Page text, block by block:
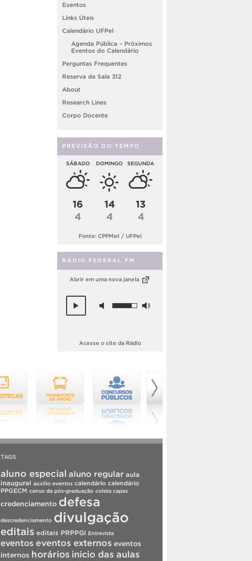
Eventos
Links Úteis
Calendário UFPel
Agenda Pública – Próximos
Eventos do Calendário
Perguntas Frequentes
Reserva da Sala 312
About
Research Lines
Corpo Docente
PREVISÃO DO TEMPO
SÁBADO
16
4
DOMINGO
14
4
SEGUNDA
13
4
Fonte: CPPMet / UFPel
RÁDIO FEDERAL FM
Abrir em uma nova janela
Acesse o site da Rádio
TAGS
aluno especial aluno regular aula
inaugural auxílio eventos calendário calendário
PPGECM censo da pós-graduação coleta capes
credenciamento defesa
descredenciamento divulgação
editais editais PRPPGI Entrevista
eventos eventos externos eventos
internos horários inicio das aulas